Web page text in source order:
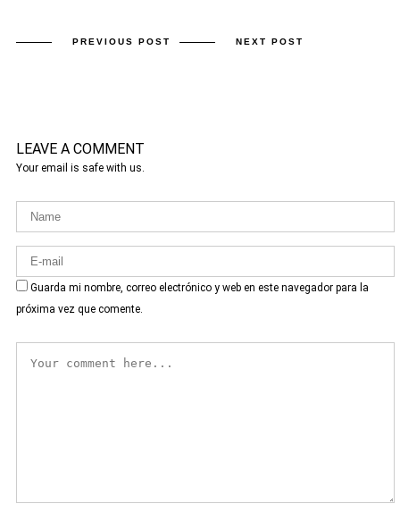
PREVIOUS POST NEXT POST
LEAVE A COMMENT
Your email is safe with us.
Guarda mi nombre, correo electrónico y web en este navegador para la
próxima vez que comente.